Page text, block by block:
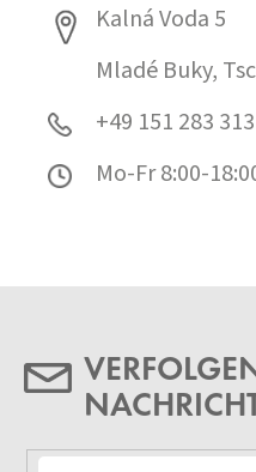
Kalná Voda 5
Mladé Buky,
+49 151 283
Mo-Fr 8:00-